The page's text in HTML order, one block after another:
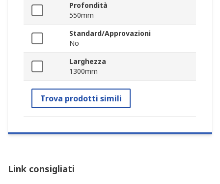
Profondità
550mm
Standard/Approvazioni
No
Larghezza
1300mm
Trova prodotti simili
Link consigliati